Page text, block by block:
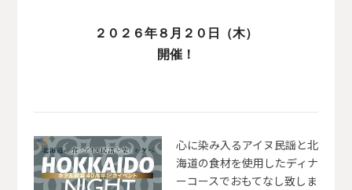
２０２６年８月２０日（木）
開催！
心に染み入るアイヌ民謡と北
海道の食材を使用したディナ
ーコースでおもてなし致しま